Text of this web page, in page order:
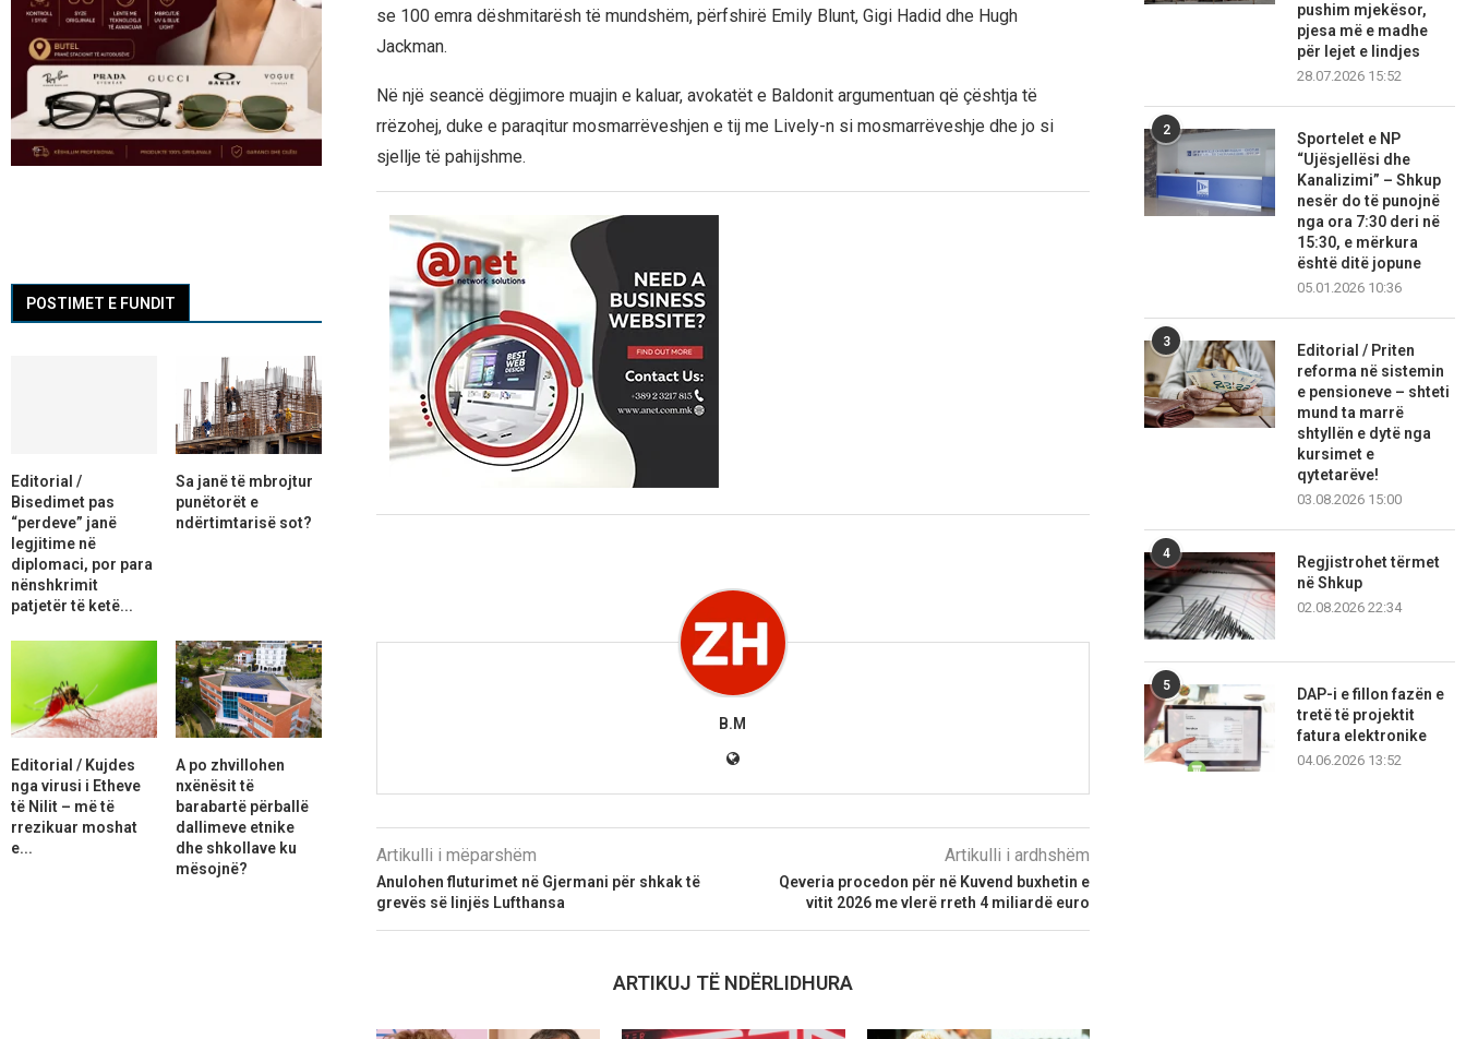
se 100 emra dëshmitarësh të mundshëm, përfshirë Emily Blunt, Gigi Hadid dhe Hugh
Jackman.
Në një seancë dëgjimore muajin e kaluar, avokatët e Baldonit argumentuan që çështja të
rrëzohej, duke e paraqitur mosmarrëveshjen e tij me Lively-n si mosmarrëveshje dhe jo si
sjellje të pahijshme.
B.M
Artikulli i mëparshëm
Anulohen fluturimet në Gjermani për shkak të
grevës së linjës Lufthansa
Artikulli i ardhshëm
Qeveria procedon për në Kuvend buxhetin e
vitit 2026 me vlerë rreth 4 miliardë euro
ARTIKUJ TË NDËRLIDHURA
pushim mjekësor,
pjesa më e madhe
për lejet e lindjes
28.07.2026 15:52
2
Sportelet e NP
“Ujësjellësi dhe
Kanalizimi” – Shkup
nesër do të punojnë
nga ora 7:30 deri në
15:30, e mërkura
është ditë jopune
05.01.2026 10:36
3
Editorial / Priten
reforma në sistemin
e pensioneve – shteti
mund ta marrë
shtyllën e dytë nga
kursimet e
qytetarëve!
03.08.2026 15:00
4
Regjistrohet tërmet
në Shkup
02.08.2026 22:34
5
DAP-i e fillon fazën e
tretë të projektit
fatura elektronike
04.06.2026 13:52
POSTIMET E FUNDIT
Editorial /
Bisedimet pas
“perdeve” janë
legjitime në
diplomaci, por para
nënshkrimit
patjetër të ketë...
Sa janë të mbrojtur
punëtorët e
ndërtimtarisë sot?
Editorial / Kujdes
nga virusi i Etheve
të Nilit – më të
rrezikuar moshat
e...
A po zhvillohen
nxënësit të
barabartë përballë
dallimeve etnike
dhe shkollave ku
mësojnë?